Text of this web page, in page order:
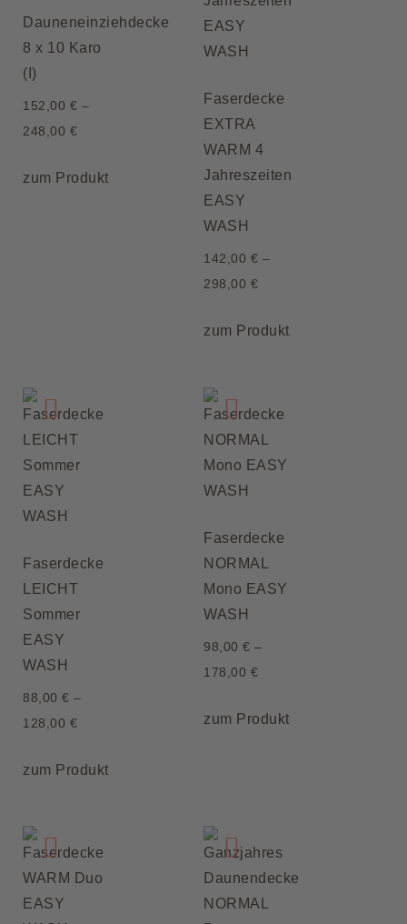
Dauneneinziehdecke
8 x 10 Karo
(I)
152,00 € –
248,00 €
zum Produkt
Faserdecke
EXTRA
WARM 4
Jahreszeiten
EASY
WASH
142,00 € –
298,00 €
zum Produkt
Faserdecke
LEICHT
Sommer
EASY
WASH
88,00 € –
128,00 €
zum Produkt
Faserdecke
NORMAL
Mono EASY
WASH
98,00 € –
178,00 €
zum Produkt